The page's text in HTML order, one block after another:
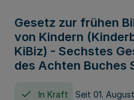
Gesetz zur frühen
von Kindern
KiBiz) - Sechstes
des Achten Buches
In Kraft Seit 01.